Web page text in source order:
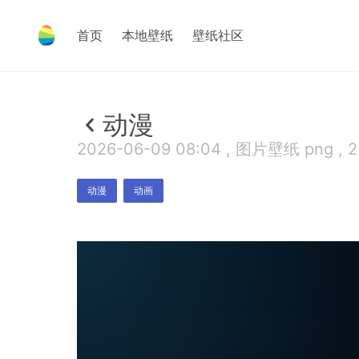
首页 本地壁纸 壁纸社区
动漫
2026-06-09 08:04 , 图片壁纸 png ,
动漫 动画